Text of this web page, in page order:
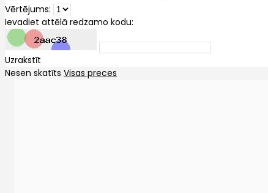
Vērtējums:
Ievadiet attēlā redzamo kodu:
Uzrakstīt
Nesen skatīts Visas preces